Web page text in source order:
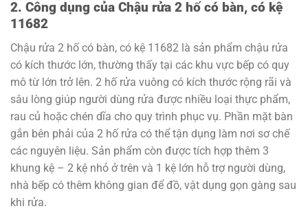
2. Công dụng của Chậu rửa 2 hố có bàn, có kệ
11682
Chậu rửa 2 hố có bàn, có kệ 11682 là sản phẩm chậu rửa
có kích thước lớn, thường thấy tại các khu vực bếp có quy
mô từ lớn trở lên. 2 hố rửa vuông có kích thước rộng rãi và
sâu lòng giúp người dùng rửa được nhiều loại thực phẩm,
rau củ hoặc chén dĩa cho quy trình phục vụ. Phần mặt bàn
gắn bên phải của 2 hố rửa có thể tận dụng làm nơi sơ chế
các nguyên liệu. Sản phẩm còn được tích hợp thêm 3
khung kệ – 2 kệ nhỏ ở trên và 1 kệ lớn hỗ trợ người dùng,
nhà bếp có thêm không gian để đồ, vật dụng gọn gàng sau
khi rửa.